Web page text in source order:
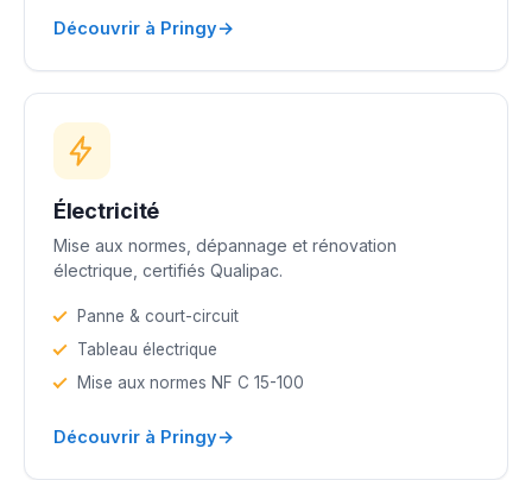
Découvrir à Pringy→
Électricité
Mise aux normes, dépannage et rénovation
électrique, certifiés Qualipac.
Panne & court-circuit
Tableau électrique
Mise aux normes NF C 15-100
Découvrir à Pringy→